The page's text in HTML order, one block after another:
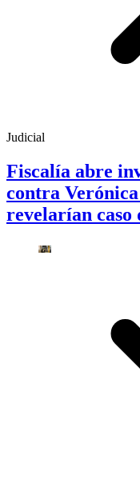
Judicial
Fiscalía abre
contra
revelarían caso